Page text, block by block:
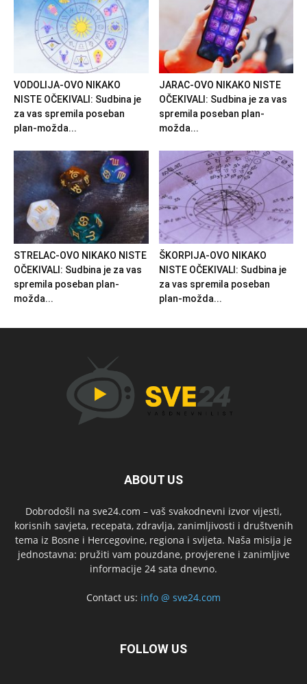
VODOLIJA-OVO NIKAKO
NISTE OČEKIVALI: Sudbina je
za vas spremila poseban
plan-možda...
JARAC-OVO NIKAKO NISTE
OČEKIVALI: Sudbina je za vas
spremila poseban plan-
možda...
STRELAC-OVO NIKAKO NISTE
OČEKIVALI: Sudbina je za vas
spremila poseban plan-
možda...
ŠKORPIJA-OVO NIKAKO
NISTE OČEKIVALI: Sudbina je
za vas spremila poseban
plan-možda...
ABOUT US
Dobrodošli na sve24.com – vaš svakodnevni izvor vijesti,
korisnih savjeta, recepata, zdravlja, zanimljivosti i društvenih
tema iz Bosne i Hercegovine, regiona i svijeta. Naša misija je
jednostavna: pružiti vam pouzdane, provjerene i zanimljive
informacije 24 sata dnevno.
Contact us: info @ sve24.com
FOLLOW US